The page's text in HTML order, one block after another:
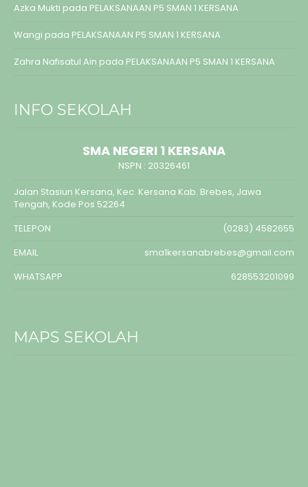
Azka Mukti pada PELAKSANAAN P5 SMAN 1 KERSANA
Wangi pada PELAKSANAAN P5 SMAN 1 KERSANA
Zahra Nafisatul Ain pada PELAKSANAAN P5 SMAN 1 KERSANA
INFO SEKOLAH
SMA NEGERI 1 KERSANA
NSPN : 20326461
Jalan Stasiun Kersana, Kec. Kersana Kab. Brebes, Jawa
Tengah, Kode Pos 52264
TELEPON
(0283) 4582655
EMAIL
sma1kersanabrebes@gmail.com
WHATSAPP
628553201099
MAPS SEKOLAH